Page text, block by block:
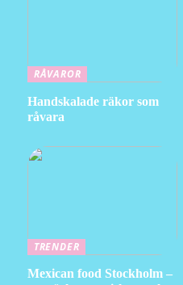
RÅVAROR
Handskalade räkor som
råvara
TRENDER
Mexican food Stockholm –